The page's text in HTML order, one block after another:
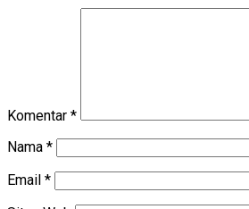
Komentar *
Nama *
Email *